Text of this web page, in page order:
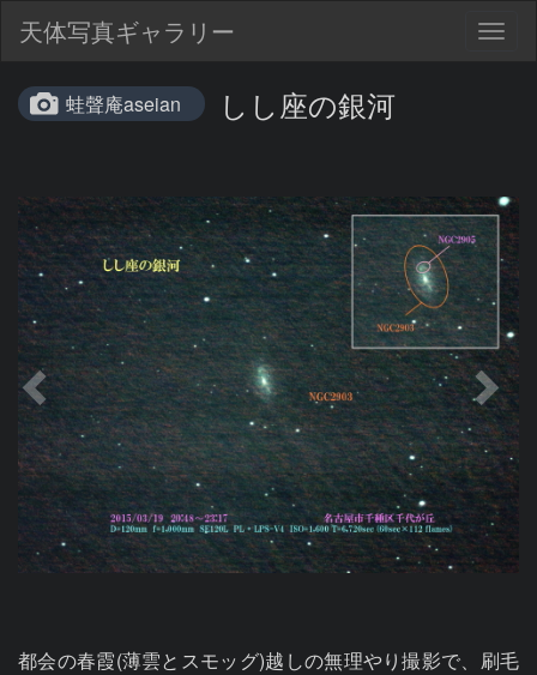
天体写真ギャラリー
蛙聲庵aseian しし座の銀河
都会の春霞(薄雲とスモッグ)越しの無理やり撮影で、刷毛